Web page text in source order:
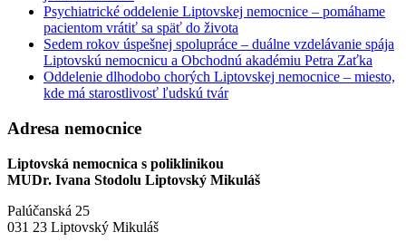
Psychiatrické oddelenie Liptovskej nemocnice – pomáhame
pacientom vrátiť sa späť do života
Sedem rokov úspešnej spolupráce – duálne vzdelávanie spája
Liptovskú nemocnicu a Obchodnú akadémiu Petra Zaťka
Oddelenie dlhodobo chorých Liptovskej nemocnice – miesto,
kde má starostlivosť ľudskú tvár
Adresa nemocnice
Liptovská nemocnica s poliklinikou
MUDr. Ivana Stodolu Liptovský Mikuláš
Palúčanská 25
031 23 Liptovský Mikuláš